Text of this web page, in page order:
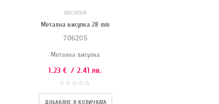
ВИСУЛКИ
Метална висулка 28 mm
706205
Метална висулка
1.23 € / 2.41 лв.
ДОБАВЯНЕ В КОЛИЧКАТА